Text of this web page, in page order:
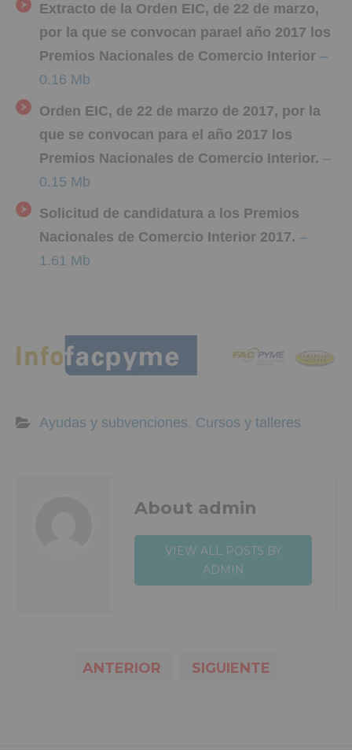
Extracto de la Orden EIC, de 22 de marzo,
por la que se convocan parael año 2017 los
Premios Nacionales de Comercio Interior –
0.16 Mb
Orden EIC, de 22 de marzo de 2017, por la
que se convocan para el año 2017 los
Premios Nacionales de Comercio Interior. –
0.15 Mb
Solicitud de candidatura a los Premios
Nacionales de Comercio Interior 2017. –
1.61 Mb
Ayudas y subvenciones, Cursos y talleres
About admin
VIEW ALL POSTS BY
ADMIN
ANTERIOR SIGUIENTE